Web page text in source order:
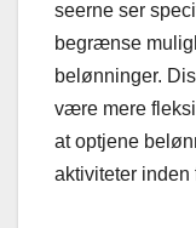
seerne ser
begrænse
belønninger.
være mere
at optjene
aktiviteter